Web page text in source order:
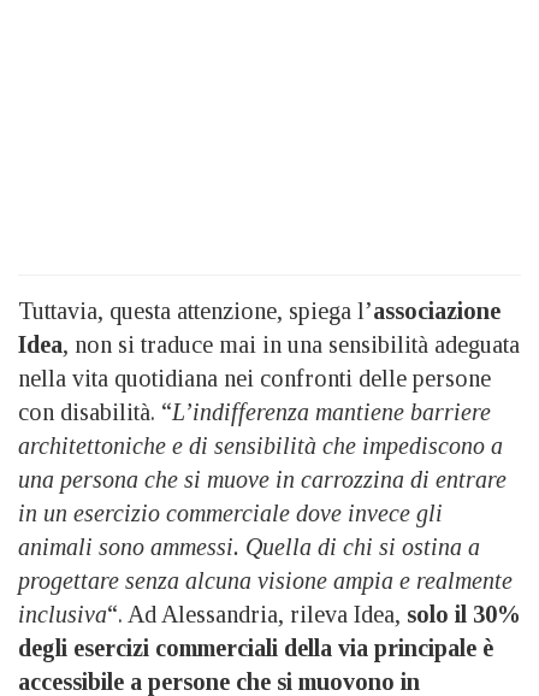
Tuttavia, questa attenzione, spiega l’associazione
Idea, non si traduce mai in una sensibilità adeguata
nella vita quotidiana nei confronti delle persone
con disabilità. “L’indifferenza mantiene barriere
architettoniche e di sensibilità che impediscono a
una persona che si muove in carrozzina di entrare
in un esercizio commerciale dove invece gli
animali sono ammessi. Quella di chi si ostina a
progettare senza alcuna visione ampia e realmente
inclusiva“. Ad Alessandria, rileva Idea, solo il 30%
degli esercizi commerciali della via principale è
accessibile a persone che si muovono in